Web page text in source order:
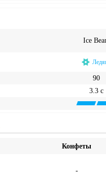
Ice
90
3.3 с
Конфеты
-